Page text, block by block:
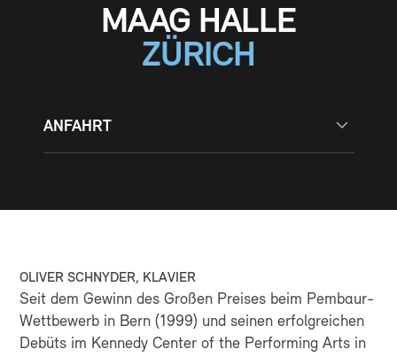
MAAG HALLE
ZÜRICH
ANFAHRT
Mit dem Zug bis Haltestelle Zürich Hardbrücke
GOOGLE MAPS
OLIVER SCHNYDER, KLAVIER
Seit dem Gewinn des Großen Preises beim Pembaur-
Wettbewerb in Bern (1999) und seinen erfolgreichen
Debüts im Kennedy Center of the Performing Arts in